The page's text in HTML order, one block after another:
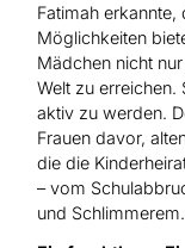
Fatimah
Möglichkeiten
Mädchen nicht
Welt zu
aktiv zu werden.
Frauen davor,
die die
– vom
und Schlimmerem.